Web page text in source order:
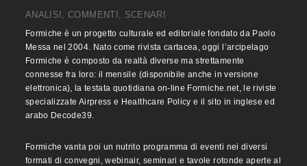
ANALISI, COMMENTI, SCENARI
Formiche è un progetto culturale ed editoriale fondato da Paolo
Messa nel 2004. Nato come rivista cartacea, oggi l’arcipelago
Formiche è composto da realtà diverse ma strettamente
connesse fra loro: il mensile (disponibile anche in versione
elettronica), la testata quotidiana on-line Formiche.net, le riviste
specializzate Airpress e Healthcare Policy e il sito in inglese ed
arabo Decode39.
Formiche vanta poi un nutrito programma di eventi nei diversi
formati di convegni, webinair, seminari e tavole rotonde aperte al